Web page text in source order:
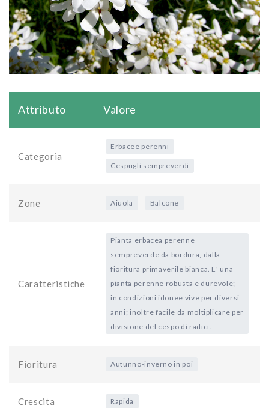
Attributo Valore
Categoria
Erbacee perenni
Cespugli sempreverdi
Zone Aiuola Balcone
Caratteristiche
Pianta erbacea perenne
sempreverde da bordura, dalla
fioritura primaverile bianca. E' una
pianta perenne robusta e durevole;
in condizioni idonee vive per diversi
anni; inoltre facile da moltiplicare per
divisione del cespo di radici.
Fioritura Autunno-inverno in poi
Crescita Rapida